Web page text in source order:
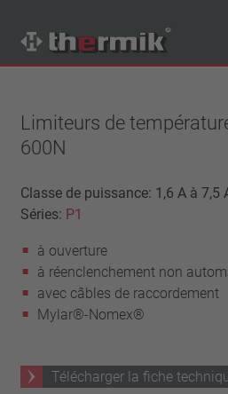
89Produits
à ouverture
à fermeture
Gamme de température
haute température (205 – 250 °C)
1,6 A – 7,5 A
4 A – 25 A
13,5 A – 42 A
Rappel
réinitialisation automatique
verrouillage (non réinitialisation
Isolation
Approbations
Limiteurs de
600N
Classe de puissance: 1,6 A à 7,5
Séries: P1
à ouverture
à réenclenchement non
avec câbles de raccordement
Mylar®-Nomex®
Télécharger la fiche